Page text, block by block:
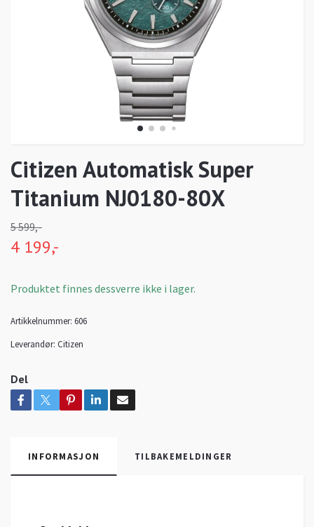
Citizen Automatisk Super
Titanium NJ0180-80X
5 599,-
4 199,-
Produktet finnes dessverre ikke i lager.
Artikkelnummer: 606
Leverandør: Citizen
Del
INFORMASJON TILBAKEMELDINGER